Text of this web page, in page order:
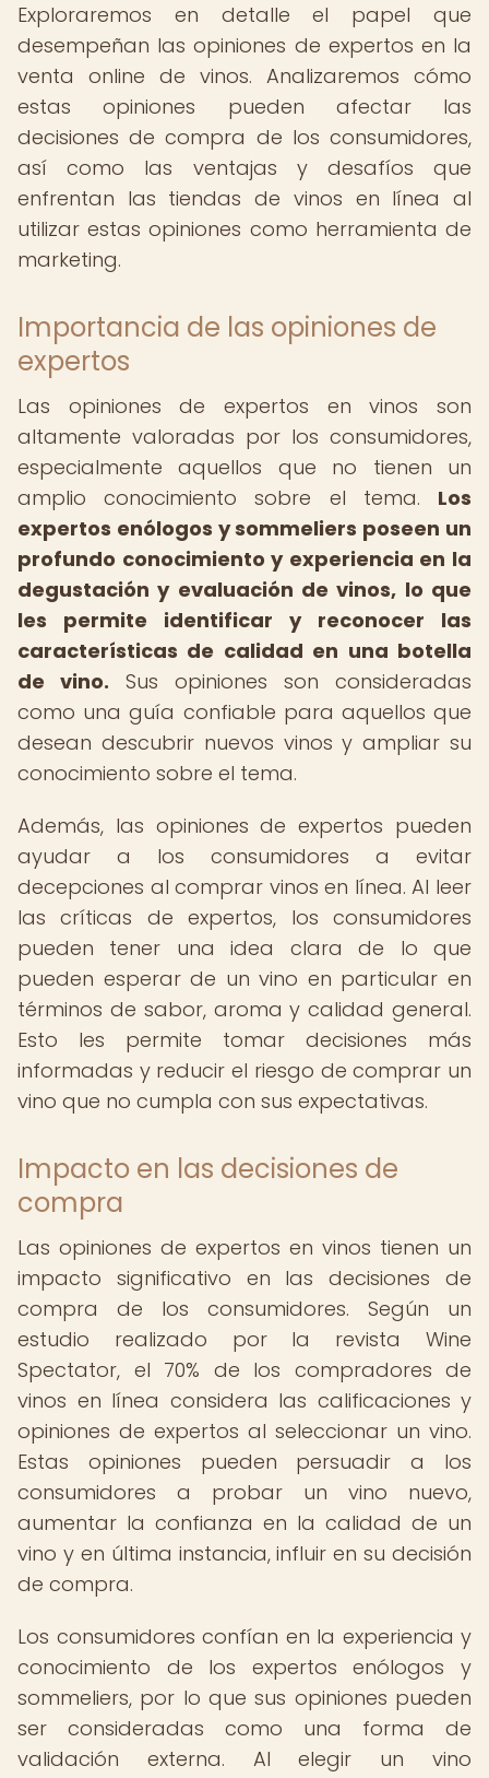
Exploraremos en detalle el papel que
desempeñan las opiniones de expertos en la
venta online de vinos. Analizaremos cómo
estas opiniones pueden afectar las
decisiones de compra de los consumidores,
así como las ventajas y desafíos que
enfrentan las tiendas de vinos en línea al
utilizar estas opiniones como herramienta de
marketing.
Importancia de las opiniones de
expertos
Las opiniones de expertos en vinos son
altamente valoradas por los consumidores,
especialmente aquellos que no tienen un
amplio conocimiento sobre el tema. Los
expertos enólogos y sommeliers poseen un
profundo conocimiento y experiencia en la
degustación y evaluación de vinos, lo que
les permite identificar y reconocer las
características de calidad en una botella
de vino. Sus opiniones son consideradas
como una guía confiable para aquellos que
desean descubrir nuevos vinos y ampliar su
conocimiento sobre el tema.
Además, las opiniones de expertos pueden
ayudar a los consumidores a evitar
decepciones al comprar vinos en línea. Al leer
las críticas de expertos, los consumidores
pueden tener una idea clara de lo que
pueden esperar de un vino en particular en
términos de sabor, aroma y calidad general.
Esto les permite tomar decisiones más
informadas y reducir el riesgo de comprar un
vino que no cumpla con sus expectativas.
Impacto en las decisiones de
compra
Las opiniones de expertos en vinos tienen un
impacto significativo en las decisiones de
compra de los consumidores. Según un
estudio realizado por la revista Wine
Spectator, el 70% de los compradores de
vinos en línea considera las calificaciones y
opiniones de expertos al seleccionar un vino.
Estas opiniones pueden persuadir a los
consumidores a probar un vino nuevo,
aumentar la confianza en la calidad de un
vino y en última instancia, influir en su decisión
de compra.
Los consumidores confían en la experiencia y
conocimiento de los expertos enólogos y
sommeliers, por lo que sus opiniones pueden
ser consideradas como una forma de
validación externa. Al elegir un vino